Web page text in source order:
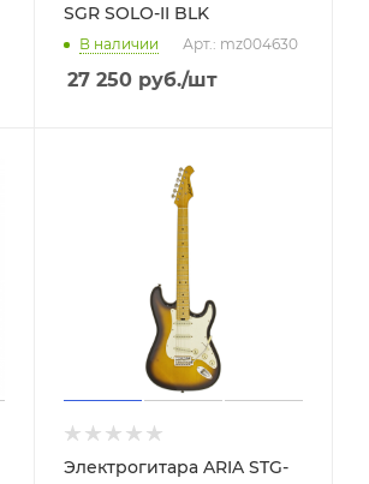
SGR SOLO-II BLK
В наличии Арт.: mz004630
27 250руб./шт
Электрогитара ARIA STG-